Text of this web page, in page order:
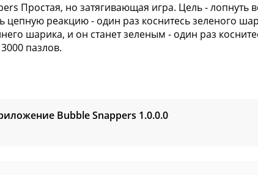
Простая, но затягивающая игра. Цель -
цепную реакцию - один раз коснитесь зеленого
шарика, и он станет зеленым - один раз
пазлов.
Bubble Snappers 1.0.0.0